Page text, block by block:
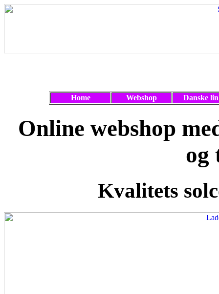
Home Webshop Danske
Online webshop
og
Kvalitets